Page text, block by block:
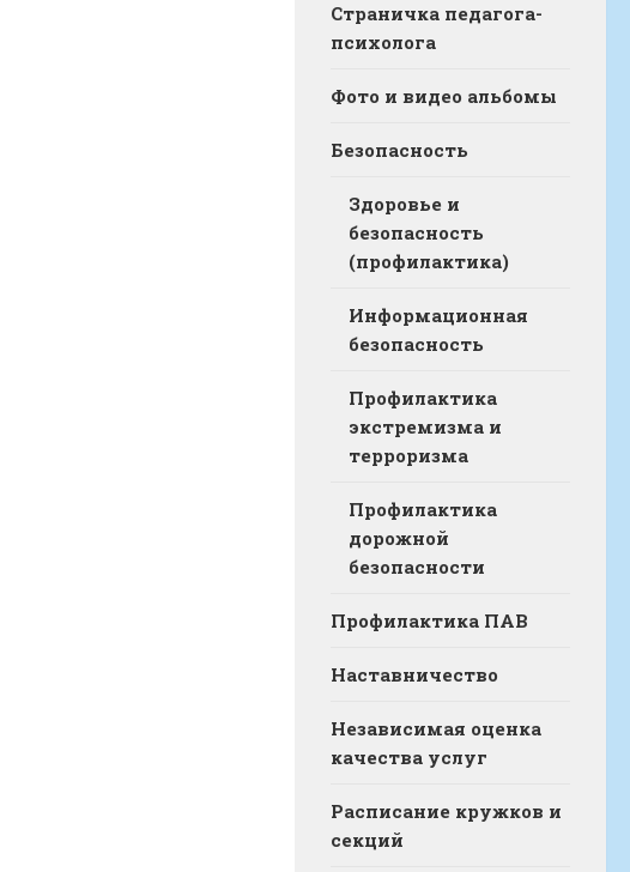
Страничка педагога-
психолога
Фото и видео альбомы
Безопасность
Здоровье и
безопасность
(профилактика)
Информационная
безопасность
Профилактика
экстремизма и
терроризма
Профилактика
дорожной
безопасности
Профилактика ПАВ
Наставничество
Независимая оценка
качества услуг
Расписание кружков и
секций